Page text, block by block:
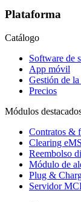
Plataforma
Catálogo
Software de
App móvil
Gestión de la
Precios
Módulos
Contratos &
Clearing
Reembolso
Módulo de
Plug &
Servidor